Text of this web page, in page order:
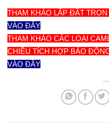
THAM KHẢO LẮP ĐẶT
VÀO ĐÂY
THAM KHẢO CÁC LOẠI
CHIỀU TÍCH HỢP BÁO
VÀO ĐÂY